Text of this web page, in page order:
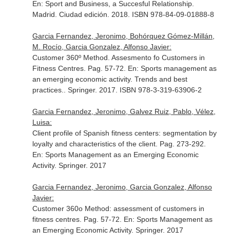
En: Sport and Business, a Succesful Relationship.
Madrid. Ciudad edición. 2018. ISBN 978-84-09-01888-8
Garcia Fernandez, Jeronimo, Bohórquez Gómez-Millán,
M. Rocío, Garcia Gonzalez, Alfonso Javier:
Customer 360º Method. Assesmento fo Customers in
Fitness Centres. Pag. 57-72. En: Sports management as
an emerging economic activity. Trends and best
practices.
. Springer. 2017. ISBN 978-3-319-63906-2
Garcia Fernandez, Jeronimo, Galvez Ruiz, Pablo, Vélez,
Luisa:
Client profile of Spanish fitness centers: segmentation by
loyalty and characteristics of the client. Pag. 273-292.
En: Sports Management as an Emerging Economic
Activity. Springer. 2017
Garcia Fernandez, Jeronimo, Garcia Gonzalez, Alfonso
Javier:
Customer 360o Method: assessment of customers in
fitness centres. Pag. 57-72. En: Sports Management as
an Emerging Economic Activity. Springer. 2017